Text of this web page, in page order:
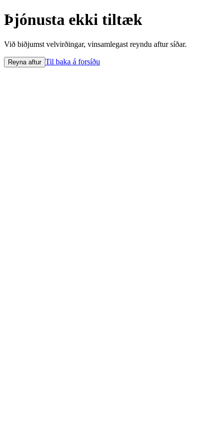
Þjónusta ekki tiltæk
Við biðjumst velvirðingar, vinsamlegast reyndu aftur síðar.
Reyna aftur Til baka á forsíðu